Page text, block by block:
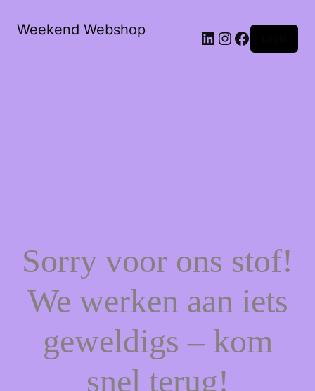
Weekend Webshop LinkedIn
Instagram
Facebook
Sorry voor ons stof!
We werken aan iets
geweldigs – kom
snel terug!